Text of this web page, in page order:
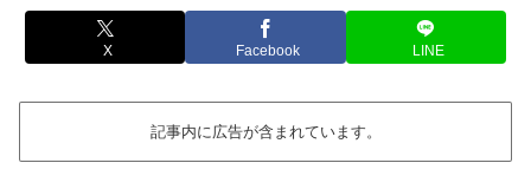
X Facebook LINE
記事内に広告が含まれています。